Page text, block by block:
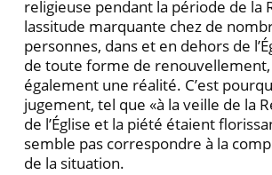
religieuse pendant la période de la
lassitude marquante chez de
personnes, dans et en dehors de
de toute forme de
également une réalité. C’est
jugement, tel que «à la veille de la
de l’Église et la piété étaient
semble pas correspondre à la
de la situation.